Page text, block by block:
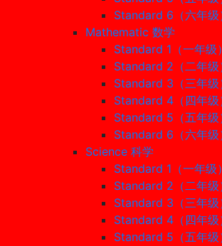
Standard 6（六年级
Mathematic 数学
Standard 1（一年级）
Standard 2（二年级
Standard 3（三年级
Standard 4（四年级
Standard 5（五年级
Standard 6（六年级
Science 科学
Standard 1（一年级）
Standard 2（二年级
Standard 3（三年级
Standard 4（四年级
Standard 5（五年级